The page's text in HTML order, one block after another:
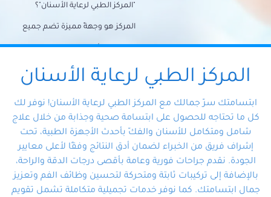
"المركز الطبي لرعاية الأسنان"؟
المركز هو وجهةً مميزة تضم جميع
احتياجات الأسنان تحت سقف واحد،
وتضمن لك حلاً شاملًا لجميع
المتخصص ذوي الخبرة، ستجد نفسك
في أيد أمينة تلبي احتياجاتك بكل
احترافية ودقة.
المركز الطبي لرعاية الأسنان
ابتسامتك سرّ جمالك مع المركز الطبي لرعاية الأسنان! نوفر لك
كل ما تحتاجه للحصول على ابتسامة صحية وجذابة من خلال علاج
شامل ومتكامل للأسنان والفكّ بأحدث الأجهزة الطبية، تحت
إشراف فريق من الخبراء لضمان أدق النتائج وفقًا لأعلى معايير
الجودة. نقدم جراحات فورية وعامة بأقصى درجات الدقة والراحة،
بالإضافة إلى تركيبات ثابتة ومتحركة لتحسين وظائف الفم وتعزيز
جمال ابتسامتك. كما نوفر خدمات تجميلية متكاملة تشمل تقويم